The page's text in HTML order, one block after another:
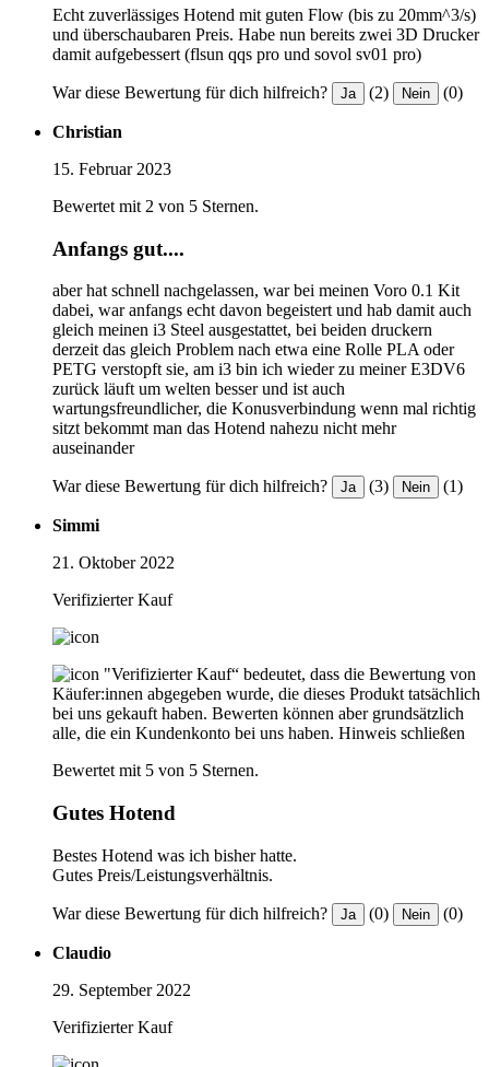
Echt zuverlässiges Hotend mit guten Flow (bis zu 20mm^3/s)
und überschaubaren Preis. Habe nun bereits zwei 3D Drucker
damit aufgebessert (flsun qqs pro und sovol sv01 pro)
War diese Bewertung für dich hilfreich? Ja (2) Nein (0)
Christian
15. Februar 2023
Bewertet mit 2 von 5 Sternen.
Anfangs gut....
aber hat schnell nachgelassen, war bei meinen Voro 0.1 Kit
dabei, war anfangs echt davon begeistert und hab damit auch
gleich meinen i3 Steel ausgestattet, bei beiden druckern
derzeit das gleich Problem nach etwa eine Rolle PLA oder
PETG verstopft sie, am i3 bin ich wieder zu meiner E3DV6
zurück läuft um welten besser und ist auch
wartungsfreundlicher, die Konusverbindung wenn mal richtig
sitzt bekommt man das Hotend nahezu nicht mehr
auseinander
War diese Bewertung für dich hilfreich? Ja (3) Nein (1)
Simmi
21. Oktober 2022
Verifizierter Kauf
"Verifizierter Kauf“ bedeutet, dass die Bewertung von
Käufer:innen abgegeben wurde, die dieses Produkt tatsächlich
bei uns gekauft haben. Bewerten können aber grundsätzlich
alle, die ein Kundenkonto bei uns haben. Hinweis schließen
Bewertet mit 5 von 5 Sternen.
Gutes Hotend
Bestes Hotend was ich bisher hatte.
Gutes Preis/Leistungsverhältnis.
War diese Bewertung für dich hilfreich? Ja (0) Nein (0)
Claudio
29. September 2022
Verifizierter Kauf